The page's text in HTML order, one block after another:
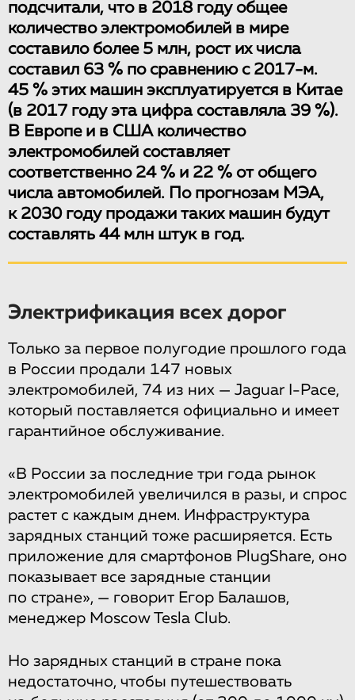
подсчитали, что в 2018 году общее
количество электромобилей в мире
составило более 5 млн, рост их числа
составил 63 % по сравнению с 2017-м.
45 % этих машин эксплуатируется в Китае
(в 2017 году эта цифра составляла 39 %).
В Европе и в США количество
электромобилей составляет
соответственно 24 % и 22 % от общего
числа автомобилей. По прогнозам МЭА,
к 2030 году продажи таких машин будут
составлять 44 млн штук в год.
Электрификация всех дорог
Только за первое полугодие прошлого года
в России продали 147 новых
электромобилей, 74 из них — Jaguar I-Pace,
который поставляется официально и имеет
гарантийное обслуживание.
«В России за последние три года рынок
электромобилей увеличился в разы, и спрос
растет с каждым днем. Инфраструктура
зарядных станций тоже расширяется. Есть
приложение для смартфонов PlugShare, оно
показывает все зарядные станции
по стране», — говорит Егор Балашов,
менеджер Moscow Tesla Club.
Но зарядных станций в стране пока
недостаточно, чтобы путешествовать